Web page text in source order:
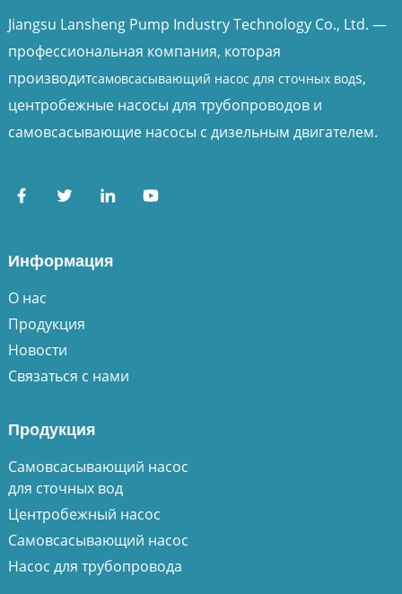
Jiangsu Lansheng Pump Industry Technology Co., Ltd. —
профессиональная компания, которая
производитсамовсасывающий насос для сточных водs,
центробежные насосы для трубопроводов и
самовсасывающие насосы с дизельным двигателем.
Информация
О нас
Продукция
Новости
Связаться с нами
Продукция
Самовсасывающий насос
для сточных вод
Центробежный насос
Самовсасывающий насос
Насос для трубопровода